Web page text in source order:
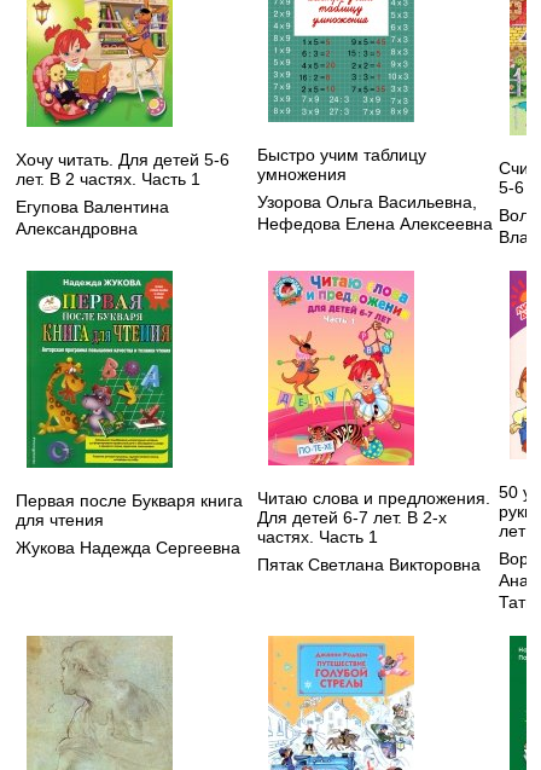
Хочу читать. Для детей 5-6
лет. В 2 частях. Часть 1
Егупова Валентина
Александровна
Быстро учим таблицу
умножения
Узорова Ольга Васильевна
Нефедова Елена Алексеевна
5-6
Первая после Букваря книга
для чтения
Жукова Надежда Сергеевна
Читаю слова и предложения.
Для детей 6-7 лет. В 2-х
частях. Часть 1
Пятак Светлана Викторовна
50
руки
лет